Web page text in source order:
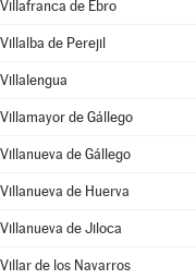
Villafranca de Ebro
Villalba de Perejil
Villalengua
Villamayor de Gállego
Villanueva de Gállego
Villanueva de Huerva
Villanueva de Jiloca
Villar de los Navarros